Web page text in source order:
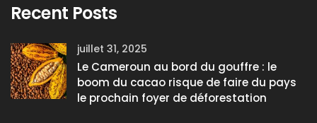
Recent Posts
juillet 31, 2025
Le Cameroun au bord du gouffre : le
boom du cacao risque de faire du pays
le prochain foyer de déforestation